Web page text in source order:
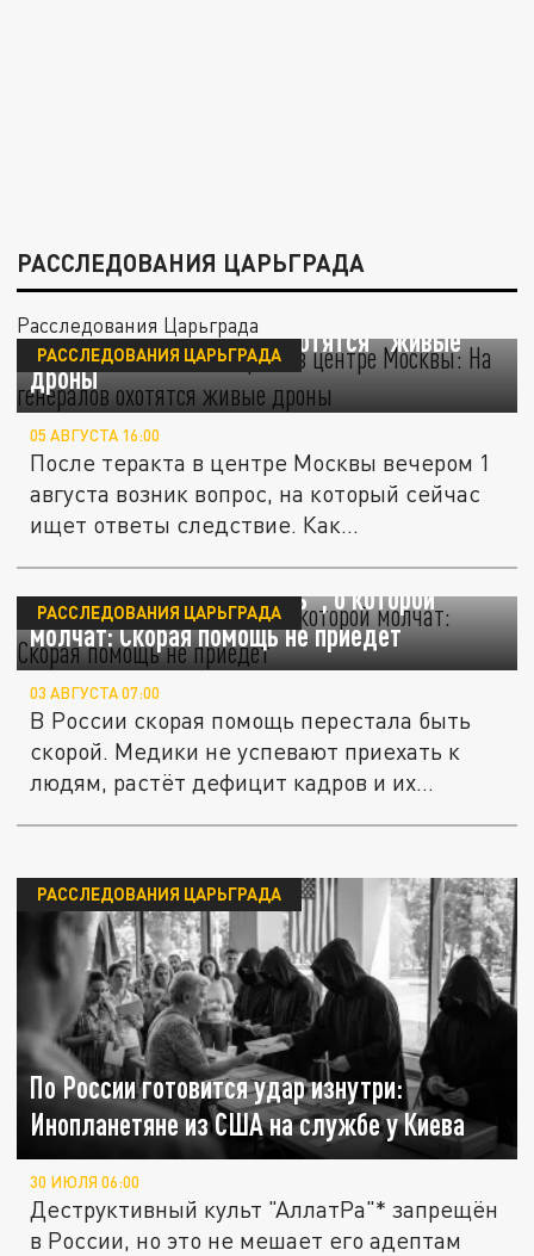
РАССЛЕДОВАНИЯ ЦАРЬГРАДА
Расследования Царьграда
"Кротами" были все? Теракт в центре
Москвы: На генералов охотятся "живые
дроны"
РАССЛЕДОВАНИЯ ЦАРЬГРАДА
05 АВГУСТА 16:00
После теракта в центре Москвы вечером 1
августа возник вопрос, на который сейчас
ищет ответы следствие. Как...
Самая страшная "болезнь", о которой
молчат: Скорая помощь не приедет
РАССЛЕДОВАНИЯ ЦАРЬГРАДА
03 АВГУСТА 07:00
В России скорая помощь перестала быть
скорой. Медики не успевают приехать к
людям, растёт дефицит кадров и их...
По России готовится удар изнутри:
Инопланетяне из США на службе у Киева
РАССЛЕДОВАНИЯ ЦАРЬГРАДА
30 ИЮЛЯ 06:00
Деструктивный культ "АллатРа"* запрещён
в России, но это не мешает его адептам